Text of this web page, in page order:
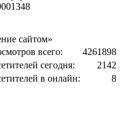
сайтом»
всего:
4261898
сегодня:
2142
в онлайн:
8